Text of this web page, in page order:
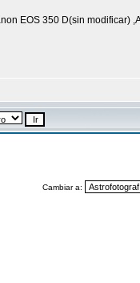
EOS 350 D(sin modificar)
Cambiar a: